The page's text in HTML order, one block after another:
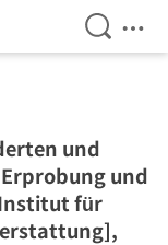
Open
und
und
für